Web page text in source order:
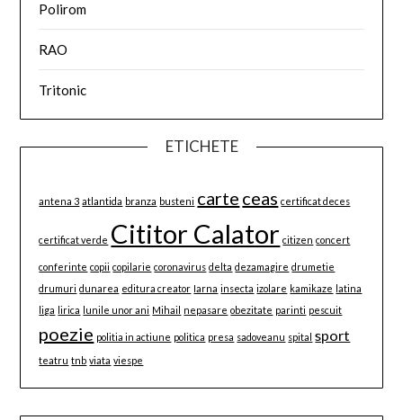
Polirom
RAO
Tritonic
ETICHETE
antena 3 atlantida branza busteni carte ceas certificat deces
certificat verde Cititor Calator citizen concert
conferinte copii copilarie coronavirus delta dezamagire drumetie
drumuri dunarea editura creator Iarna insecta izolare kamikaze latina
liga lirica lunile unor ani Mihail nepasare obezitate parinti pescuit
poezie politia in actiune politica presa sadoveanu spital sport
teatru tnb viata viespe